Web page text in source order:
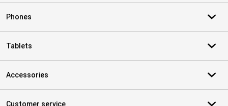
Phones
Tablets
Accessories
Customer service